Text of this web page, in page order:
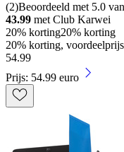
(2)Beoordeeld met 5.0
43.99 met Club Karwei
20% korting20% korting
20% korting,
54.99
Prijs: 54.99 euro